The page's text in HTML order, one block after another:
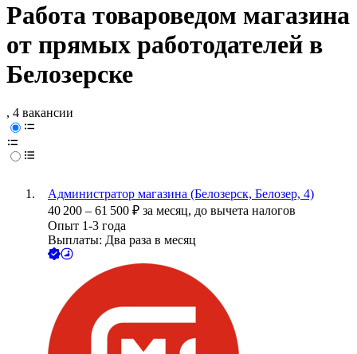
Работа товароведом магазина
от прямых работодателей в
Белозерске
, 4 вакансии
Администратор магазина (Белозерск, Белозер, 4)
40 200 – 61 500 ₽ за месяц, до вычета налогов
Опыт 1-3 года
Выплаты: Два раза в месяц